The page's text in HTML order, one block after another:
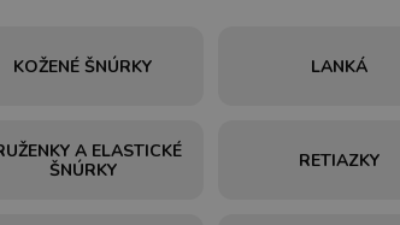
KOŽENÉ ŠNÚRKY LANKÁ
A ELASTICKÉ
ŠNÚRKY
RETIAZKY